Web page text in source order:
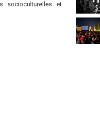
socioculturelles et